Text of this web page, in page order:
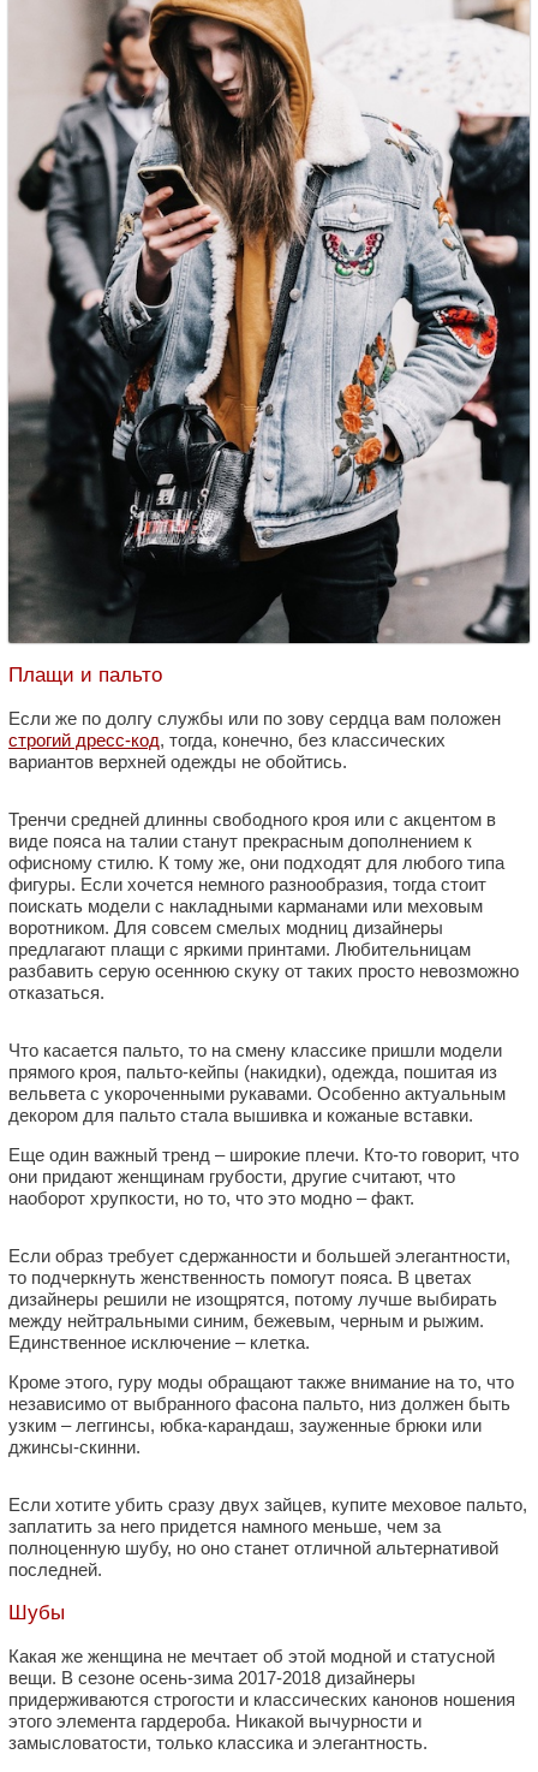
Плащи и пальто
Если же по долгу службы или по зову сердца вам положен
строгий дресс-код, тогда, конечно, без классических
вариантов верхней одежды не обойтись.
Тренчи средней длинны свободного кроя или с акцентом в
виде пояса на талии станут прекрасным дополнением к
офисному стилю. К тому же, они подходят для любого типа
фигуры. Если хочется немного разнообразия, тогда стоит
поискать модели с накладными карманами или меховым
воротником. Для совсем смелых модниц дизайнеры
предлагают плащи с яркими принтами. Любительницам
разбавить серую осеннюю скуку от таких просто невозможно
отказаться.
Что касается пальто, то на смену классике пришли модели
прямого кроя, пальто-кейпы (накидки), одежда, пошитая из
вельвета с укороченными рукавами. Особенно актуальным
декором для пальто стала вышивка и кожаные вставки.
Еще один важный тренд – широкие плечи. Кто-то говорит, что
они придают женщинам грубости, другие считают, что
наоборот хрупкости, но то, что это модно – факт.
Если образ требует сдержанности и большей элегантности,
то подчеркнуть женственность помогут пояса. В цветах
дизайнеры решили не изощрятся, потому лучше выбирать
между нейтральными синим, бежевым, черным и рыжим.
Единственное исключение – клетка.
Кроме этого, гуру моды обращают также внимание на то, что
независимо от выбранного фасона пальто, низ должен быть
узким – леггинсы, юбка-карандаш, зауженные брюки или
джинсы-скинни.
Если хотите убить сразу двух зайцев, купите меховое пальто,
заплатить за него придется намного меньше, чем за
полноценную шубу, но оно станет отличной альтернативой
последней.
Шубы
Какая же женщина не мечтает об этой модной и статусной
вещи. В сезоне осень-зима 2017-2018 дизайнеры
придерживаются строгости и классических канонов ношения
этого элемента гардероба. Никакой вычурности и
замысловатости, только классика и элегантность.